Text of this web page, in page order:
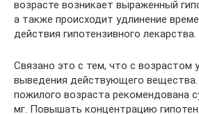
возрасте возникает выраженный
а также происходит удлинение
действия гипотензивного лекарства.
Связано это с тем, что с возрастом
выведения действующего
пожилого возраста рекомендована
мг. Повышать концентрацию